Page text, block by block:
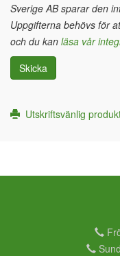
Sverige AB sparar den
Uppgifterna behövs för
och du kan läsa vår
Skicka
Utskriftsvänlig